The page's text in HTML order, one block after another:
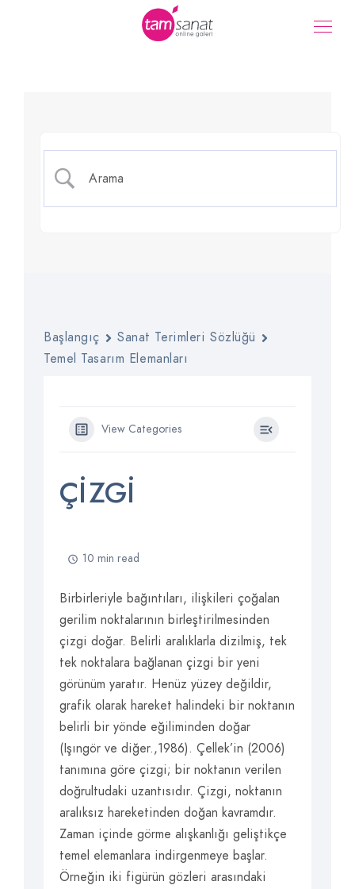
Çizgi
Başlangıç
Sanat Terimleri Sözlüğü
Temel Tasarım Elemanları
View Categories
ÇIZGI
10 min read
Birbirleriyle bağıntıları, ilişkileri çoğalan
gerilim noktalarının birleştirilmesinden
çizgi doğar. Belirli aralıklarla dizilmiş, tek
tek noktalara bağlanan çizgi bir yeni
görünüm yaratır. Henüz yüzey değildir,
grafik olarak hareket halindeki bir noktanın
belirli bir yönde eğiliminden doğar
(Işıngör ve diğer.,1986). Çellek’in (2006)
tanımına göre çizgi; bir noktanın verilen
doğrultudaki uzantısıdır. Çizgi, noktanın
aralıksız hareketinden doğan kavramdır.
Zaman içinde görme alışkanlığı geliştikçe
temel elemanlara indirgenmeye başlar.
Örneğin iki figürün gözleri arasındaki